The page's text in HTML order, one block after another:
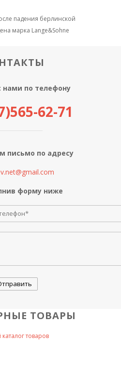
падения берлинской
марка Lange&Sohne
нами по телефону
62-71
письмо по адресу
форму ниже
ТОВАРЫ
товаров